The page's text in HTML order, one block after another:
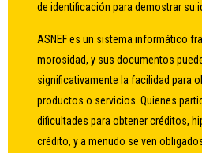
de identificación para demostrar su
ASNEF es un sistema informático
morosidad, y sus documentos
significativamente la facilidad para
productos o servicios. Quienes
dificultades para obtener créditos,
crédito, y a menudo se ven